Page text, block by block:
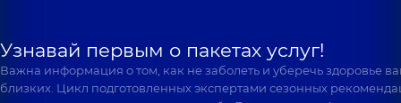
Узнавай первым о пакетах услуг!
Важна информация о том, как не заболеть и уберечь здоровье
близких. Цикл подготовленных экспертами сезонных